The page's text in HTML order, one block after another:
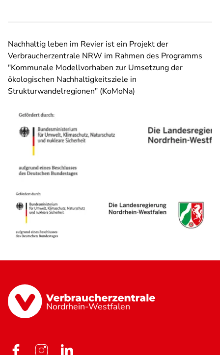
Nachhaltig leben im Revier ist ein Projekt der
Verbraucherzentrale NRW im Rahmen des Programms
"Kommunale Modellvorhaben zur Umsetzung der
ökologischen Nachhaltigkeitsziele in
Strukturwandelregionen" (KoMoNa)
Nordrhein-Westfalen